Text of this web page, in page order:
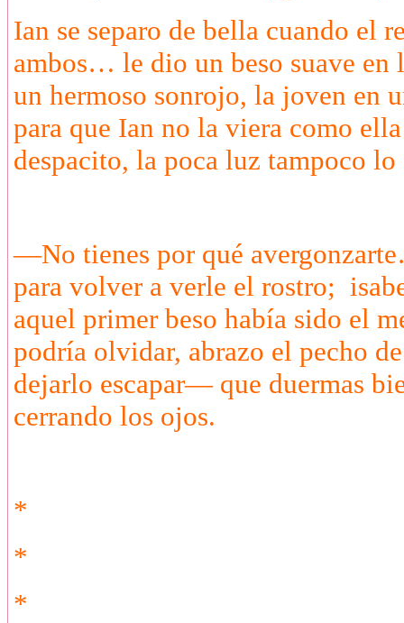
Ian se separo de bella cuando el
ambos… le dio un beso suave en
un hermoso sonrojo, la joven en
para que Ian no la viera como
despacito, la poca luz tampoco
—No tienes por qué
para volver a verle el rostro;
aquel primer beso había sido el
podría olvidar, abrazo el pecho
dejarlo escapar— que duermas
cerrando los ojos.
*
*
*